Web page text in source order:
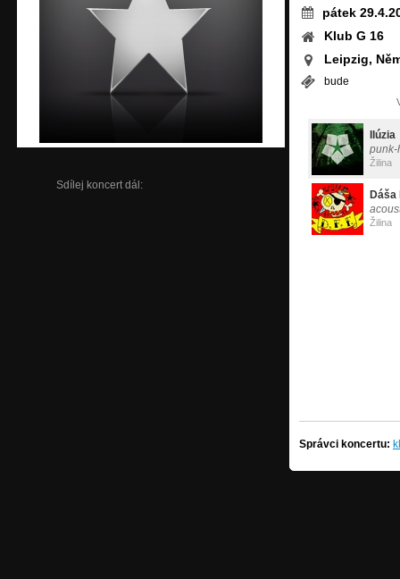
Sdílej koncert dál:
pátek
Klub G 16
Leipzig,
bude
Ilúzia
punk-
Žilina
Dáša
Žilina
Správci koncertu: